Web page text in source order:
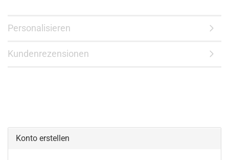
Personalisieren
Kundenrezensionen
Konto erstellen